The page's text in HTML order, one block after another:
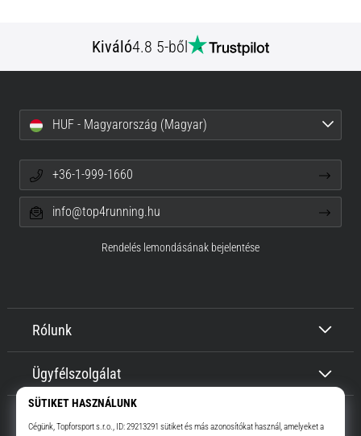
Kiváló4.8 5-ből
Rólunk
Ügyfélszolgálat
HUF - Magyarország (Magyar)
+36-1-999-1660
info@top4running.hu
Rendelés lemondásának bejelentése